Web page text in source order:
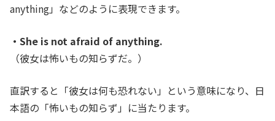
anything」などのように表現できます。
・She is not afraid of anything.
（彼女は怖いもの知らずだ。 ）
直訳すると「彼女は何も恐れない」という意味になり、日
本語の「怖いもの知らず」に当たります。